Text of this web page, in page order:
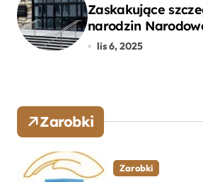
Zaskakujące
narodzin
Polskiego, o
lis 6, 2025
Zarobki
Zarobki